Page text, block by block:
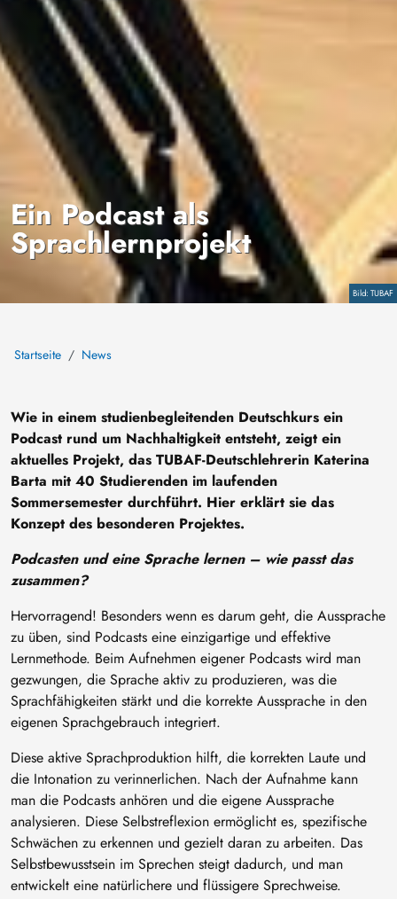
Copyright
TUBAF
Ein Podcast als
Sprachlernprojekt
Startseite News
Wie in einem studienbegleitenden Deutschkurs ein
Podcast rund um Nachhaltigkeit entsteht, zeigt ein
aktuelles Projekt, das TUBAF-Deutschlehrerin Katerina
Barta mit 40 Studierenden im laufenden
Sommersemester durchführt. Hier erklärt sie das
Konzept des besonderen Projektes.
Podcasten und eine Sprache lernen – wie passt das
zusammen?
Hervorragend! Besonders wenn es darum geht, die Aussprache
zu üben, sind Podcasts eine einzigartige und effektive
Lernmethode. Beim Aufnehmen eigener Podcasts wird man
gezwungen, die Sprache aktiv zu produzieren, was die
Sprachfähigkeiten stärkt und die korrekte Aussprache in den
eigenen Sprachgebrauch integriert.
Diese aktive Sprachproduktion hilft, die korrekten Laute und
die Intonation zu verinnerlichen. Nach der Aufnahme kann
man die Podcasts anhören und die eigene Aussprache
analysieren. Diese Selbstreflexion ermöglicht es, spezifische
Schwächen zu erkennen und gezielt daran zu arbeiten. Das
Selbstbewusstsein im Sprechen steigt dadurch, und man
entwickelt eine natürlichere und flüssigere Sprechweise.